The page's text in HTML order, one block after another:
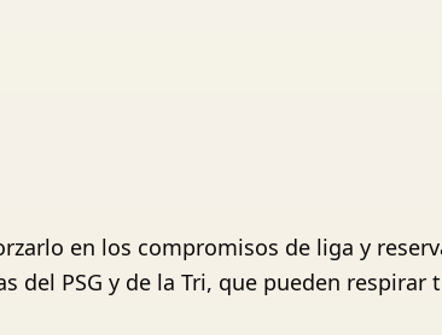
en los compromisos de liga y
del PSG y de la Tri, que pueden